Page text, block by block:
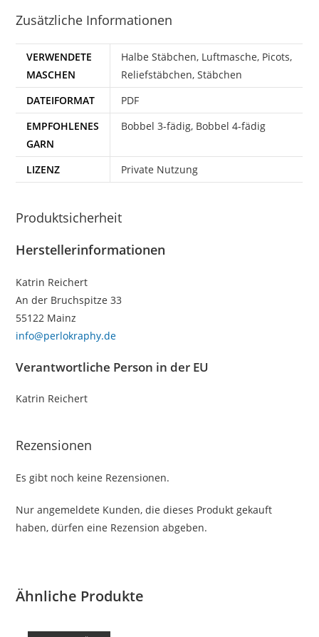
Zusätzliche Informationen
VERWENDETE
MASCHEN
Halbe Stäbchen, Luftmasche, Picots,
Reliefstäbchen, Stäbchen
DATEIFORMAT
PDF
EMPFOHLENES
GARN
Bobbel 3-fädig, Bobbel 4-fädig
LIZENZ Private Nutzung
Produktsicherheit
Herstellerinformationen
Katrin Reichert
An der Bruchspitze 33
55122 Mainz
info@perlokraphy.de
Verantwortliche Person in der EU
Katrin Reichert
Rezensionen
Es gibt noch keine Rezensionen.
Nur angemeldete Kunden, die dieses Produkt gekauft
haben, dürfen eine Rezension abgeben.
Ähnliche Produkte